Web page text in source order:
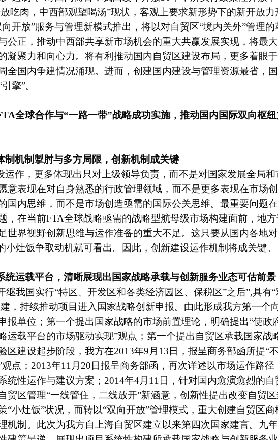
吃肉，中西部观望喝汤”现状，客观上要求新形势下的新开放力
向开放”服务与管理新模式推出，将以对自贸区“境内关外”管理的
公正，推动中西部共享新市场机会的重大共赢发展实现，将最
凝聚力和向心力。将有利推动国内自贸区建设布局，更多着眼
全国内争建情况涌现。进而，创建国内建设与管理资源最省，
擎”。
全球合作与“一路一带”战略成功实施，推动国内国际双向枢纽
制机制掣肘与多方局限，创新机制成关键
作，更多体现出只对上级领导负责，而不是对国家发展全局和
意表现在对自身熟悉的行政管理领域，而不是更多表现在市场
国内思维，而不是市场创造亟需的国际公关思维。最重要问题
，在当前FTA全球战略亟需的战略型航母级市场构建面前，地
世界视野创新思维与运作准备的重大不足。这只要从国内各地
小灶饭争取动机就可看出。因此，创新建设运作机制将成关键。
统运载平台，清晰展现出国家战略承载与创新服务业态可估前景
继我国实行“特区、开发区和各类经济园区、保税区”之后”,具有“
，持续推动项目进入国家战略创新申报。由此形成我方第一个
报单位；第一个提出国家战略的市场前置理论，明确提出“使政
运载平台的市场驱动实现”观点；第一个提出自贸区承载国家战
区建设起步阶段， 我方在2013年9月13日，报呈商务部函所提“
点； 2013年11月20日报呈商务部函，再次详述以市场运作路径
统性运作与建议方案； 2014年4月11日，针对国内愈演愈烈的自
贸区管理“一线管住，二线放开”新涵意， 创新性提出改变自贸
小灶饭”状况，而转以“双向开放”管理模式，重大创建自贸区商
机制。此次为我方自上海自贸区建立以来第四次国家建言。九年